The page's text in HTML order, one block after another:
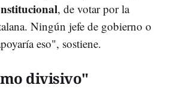
, de votar por la
Ningún jefe de gobierno o
eso", sostiene.
divisivo"